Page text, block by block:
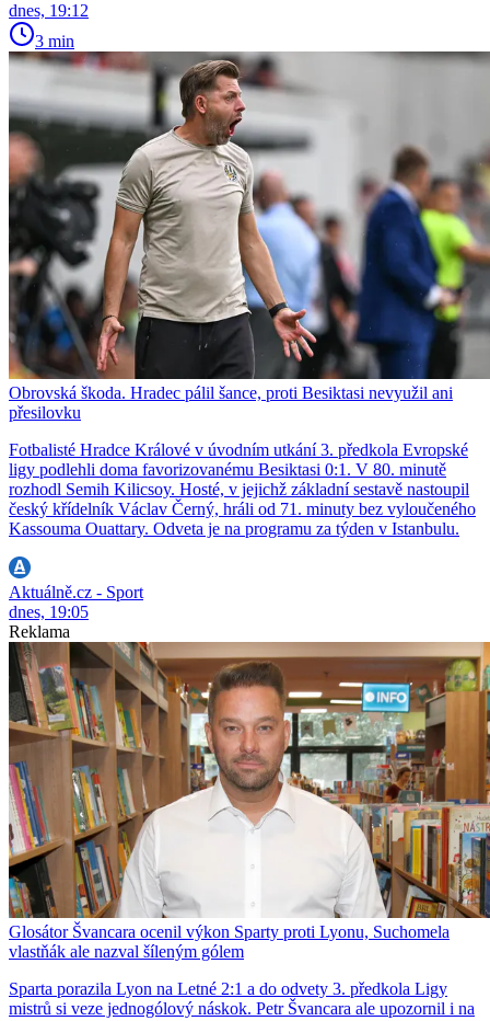
dnes, 19:12
3 min
Obrovská škoda. Hradec pálil šance, proti Besiktasi nevyužil ani
přesilovku
Fotbalisté Hradce Králové v úvodním utkání 3. předkola Evropské
ligy podlehli doma favorizovanému Besiktasi 0:1. V 80. minutě
rozhodl Semih Kilicsoy. Hosté, v jejichž základní sestavě nastoupil
český křídelník Václav Černý, hráli od 71. minuty bez vyloučeného
Kassouma Ouattary. Odveta je na programu za týden v Istanbulu.
Aktuálně.cz - Sport
dnes, 19:05
Reklama
Glosátor Švancara ocenil výkon Sparty proti Lyonu, Suchomela
vlastňák ale nazval šíleným gólem
Sparta porazila Lyon na Letné 2:1 a do odvety 3. předkola Ligy
mistrů si veze jednogólový náskok. Petr Švancara ale upozornil i na